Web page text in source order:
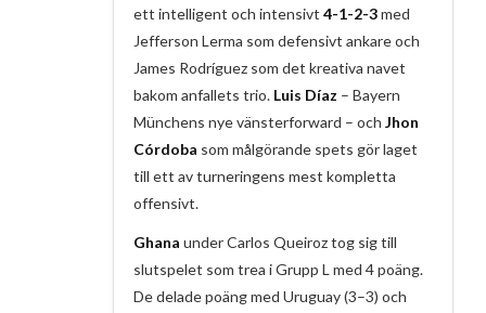
ett intelligent och intensivt 4-1-2-3med
Jefferson Lerma som defensivt ankare och
James Rodríguez som det kreativa navet
bakom anfallets trio. Luis Díaz – Bayern
Münchens nye vänsterforward – och Jhon
Córdoba som målgörande spets gör laget
till ett av turneringens mest kompletta
offensivt.
Ghana under Carlos Queiroz tog sig till
slutspelet som trea i Grupp L med 4 poäng.
De delade poäng med Uruguay (3–3) och